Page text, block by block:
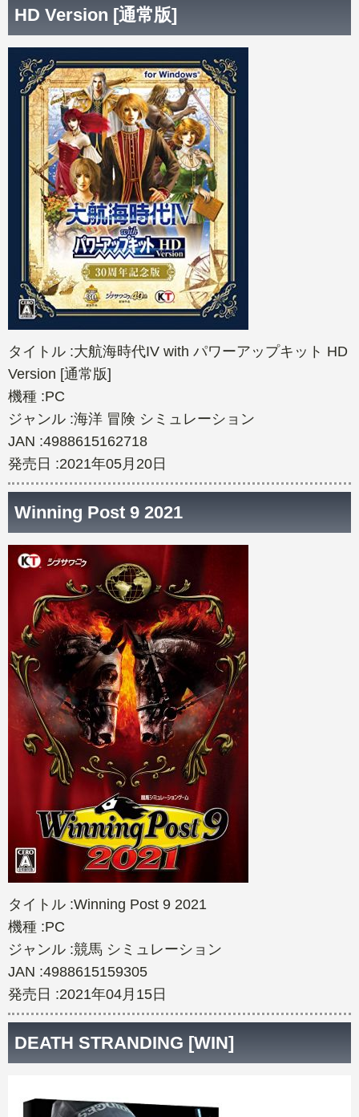
HD Version [通常版]
タイトル :大航海時代IV with パワーアップキット HD
Version [通常版]
機種 :PC
ジャンル :海洋 冒険 シミュレーション
JAN :4988615162718
発売日 :2021年05月20日
Winning Post 9 2021
タイトル :Winning Post 9 2021
機種 :PC
ジャンル :競馬 シミュレーション
JAN :4988615159305
発売日 :2021年04月15日
DEATH STRANDING [WIN]